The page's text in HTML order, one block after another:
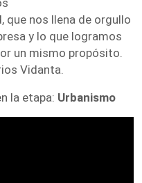
que nos llena de orgullo
y lo que logramos
un mismo propósito.
Vidanta.
la etapa: Urbanismo